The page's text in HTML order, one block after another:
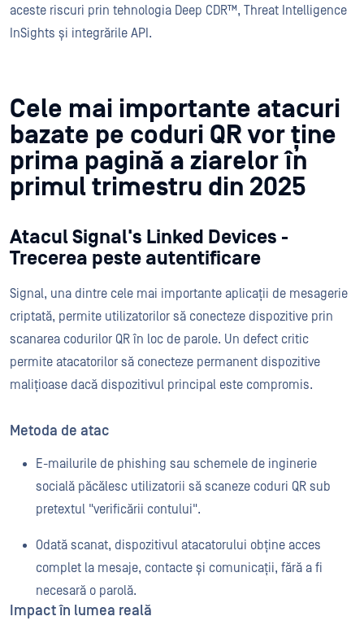
aceste riscuri prin tehnologia Deep CDR™, Threat Intelligence
InSights și integrările API.
Cele mai importante atacuri
bazate pe coduri QR vor ține
prima pagină a ziarelor în
primul trimestru din 2025
Atacul Signal's Linked Devices -
Trecerea peste autentificare
Signal, una dintre cele mai importante aplicații de mesagerie
criptată, permite utilizatorilor să conecteze dispozitive prin
scanarea codurilor QR în loc de parole. Un defect critic
permite atacatorilor să conecteze permanent dispozitive
malițioase dacă dispozitivul principal este compromis.
Metoda de atac
E-mailurile de phishing sau schemele de inginerie
socială păcălesc utilizatorii să scaneze coduri QR sub
pretextul "verificării contului".
Odată scanat, dispozitivul atacatorului obține acces
complet la mesaje, contacte și comunicații, fără a fi
necesară o parolă.
Impact în lumea reală